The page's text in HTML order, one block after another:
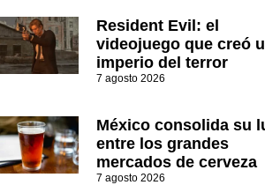
Resident Evil: el
videojuego que creó
imperio del terror
7 agosto 2026
México consolida su
entre los grandes
mercados de cerveza
7 agosto 2026